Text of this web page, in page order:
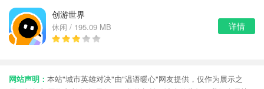
创游世界
休闲 / 195.09 MB 详情
网站声明： 本站"城市英雄对决"由"温语暖心"网友提供，仅作为展示之